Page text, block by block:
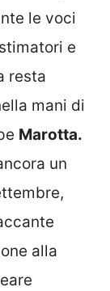
le voci
e
resta
mani di
Marotta.
un
alla